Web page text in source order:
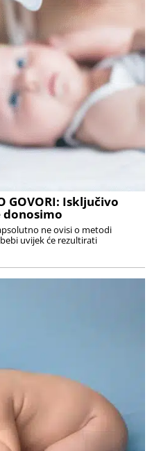
GOVORI: Isključivo
donosimo
ne ovisi o metodi
uvijek će rezultirati